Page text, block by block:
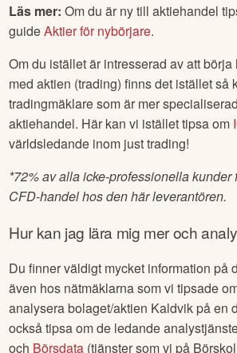
Läs mer: Om du är ny till aktiehandel
guideAktier för nybörjare.
Om du istället är intresserad av att
med aktien (trading) finns det istället så
tradingmäklare som är mer
aktiehandel. Här kan vi istället tipsa om
världsledande inom just trading!
*72% av alla icke-professionella kunder
CFD-handel hos den här leverantören.
Hur kan jag lära mig mer och
Du finner väldigt mycket information på
även hos nätmäklarna som vi tipsade
analysera bolaget/aktien Kaldvik på en
också tipsa om de ledande
och Börsdata (tjänster som vi på